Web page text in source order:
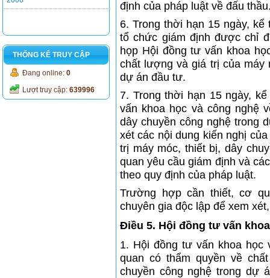
Luật Giá số 11/2012/QH13 -
Luật Xây dựng
Luật kinh doanh Bảo hiểm
Luật Tiêu chuẩn và Quy chuẩn
2006
THỐNG KÊ TRUY CẬP
Đang online: 0
Lượt truy cập: 639996
định của pháp luật về đấu
6. Trong thời hạn 15 ngày,
tổ chức giám định được chỉ
họp Hội đồng tư vấn khoa
chất lượng và giá trị của máy
dự án đầu tư.
7. Trong thời hạn 15 ngày,
vấn khoa học và công nghệ
dây chuyền công nghệ trong
xét các nội dung kiến nghị
trị máy móc, thiết bị, dây
quan yêu cầu giám định và
theo quy định của pháp luật.
Trường hợp cần thiết, cơ
chuyên gia độc lập để xem
Điều 5. Hội đồng tư vấn
1. Hội đồng tư vấn khoa học
quan có thẩm quyền về
chuyền công nghệ trong dự